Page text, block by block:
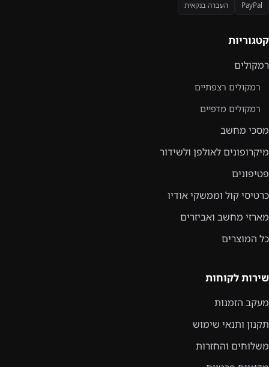
PayPal העברה בנקאית
קטגוריות
רמקולים
רמקולים רצפתיים
רמקולים מדפיים
מסכי מחשב
מיקרופונים לאולפן ולשידור
פטיפונים
כרטיסי קול וממשקי אודיו
מארזי מחשב ואביזרים
כל המוצרים
שירות לקוחות
מעקב הזמנות
תקנון ותנאי שימוש
משלוחים והחזרות